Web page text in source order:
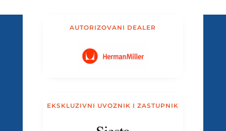
AUTORIZOVANI DEALER
EKSKLUZIVNI UVOZNIK I ZASTUPNIK